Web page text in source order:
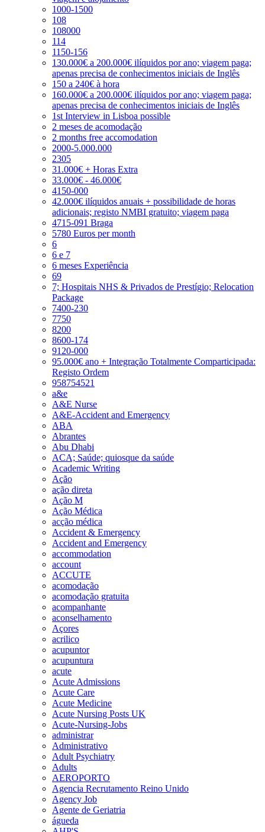
1000-1500
108
108000
114
1150-156
130.000€ a 200.000€ ilíquidos por ano; viagem paga;
apenas precisa de conhecimentos iniciais de Inglês
150 a 240€ à hora
160.000€ a 200.000€ ilíquidos por ano; viagem paga;
apenas precisa de conhecimentos iniciais de Inglês
1st Interview in Lisboa possible
2 meses de acomodação
2 months free accomodation
2000-5.000.000
2305
31.000€ + Horas Extra
33.000€ - 46.000€
4150-000
42.000€ ilíquidos anuais + possibilidade de horas
adicionais; registo NMBI gratuito; viagem paga
4715-091 Braga
5780 Euros per month
6
6 e 7
6 meses Experiência
69
7; Hospitais NHS & Privados de Prestígio; Relocation
Package
7400-230
7750
8200
8600-174
9120-000
95.000€ ano + Integração Totalmente Comparticipada:
Registo Ordem
958754521
a&e
A&E Nurse
A&E-Accident and Emergency
ABA
Abrantes
Abu Dhabi
ACA; Saúde; quiosque da saúde
Academic Writing
Ação
ação direta
Ação M
Ação Médica
acção médica
Accident & Emergency
Accident and Emergency
accommodation
account
ACCUTE
acomodação
acomodação gratuita
acompanhante
aconselhamento
Açores
acrilico
acupuntor
acupuntura
acute
Acute Admissions
Acute Care
Acute Medicine
Acute Nursing Posts UK
Acute-Nursing-Jobs
administrar
Administrativo
Adult Psychiatry
Adults
AEROPORTO
Agencia Recrutamento Reino Unido
Agency Job
Agente de Geriatria
águeda